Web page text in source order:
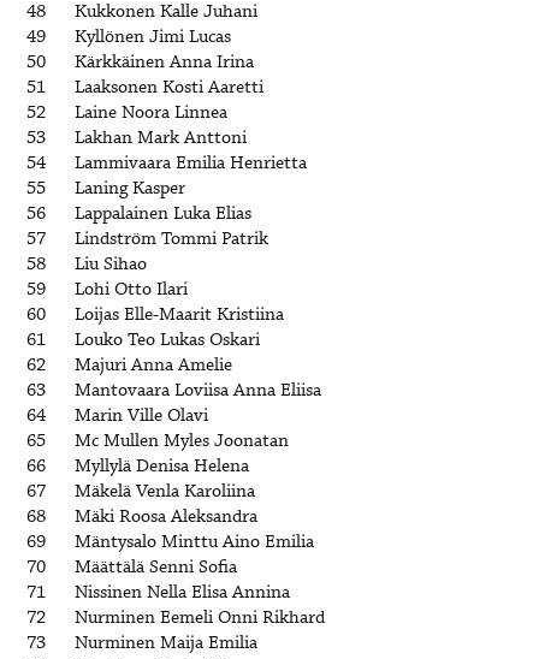
48
Kukkonen Kalle Juhani
49
Kyllönen Jimi Lucas
50
Kärkkäinen Anna Irina
51
Laaksonen Kosti Aaretti
52
Laine Noora Linnea
53
Lakhan Mark Anttoni
54
Lammivaara Emilia Henrietta
55
Laning Kasper
56
Lappalainen Luka Elias
57
Lindström Tommi Patrik
58
Liu Sihao
59
Lohi Otto Ilari
60
Loijas Elle-Maarit Kristiina
61
Louko Teo Lukas Oskari
62
Majuri Anna Amelie
63
Mantovaara Loviisa Anna Eliisa
64
Marin Ville Olavi
65
Mc Mullen Myles Joonatan
66
Myllylä Denisa Helena
67
Mäkelä Venla Karoliina
68
Mäki Roosa Aleksandra
69
Mäntysalo Minttu Aino Emilia
70
Määttälä Senni Sofia
71
Nissinen Nella Elisa Annina
72
Nurminen Eemeli Onni Rikhard
73
Nurminen Maija Emilia